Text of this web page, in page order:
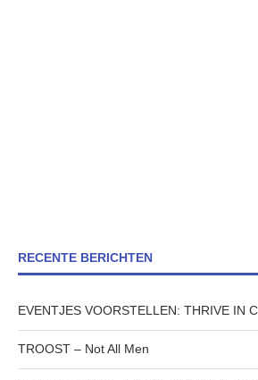
RECENTE BERICHTEN
EVENTJES VOORSTELLEN: THRIVE IN
TROOST – Not All Men